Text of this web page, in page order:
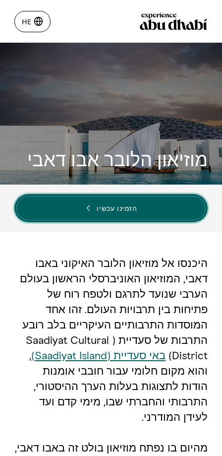
HE
HE
דברים לעשות
לאן מטיילים
תכננו את הנסיעה שלכם לאבו
דאבי
מוזיאון הלובר אבו דאבי
הזמינו עכשיו
היכנסו אל מוזיאון הלובר האיקוני באבו
דאבי, המוזיאון האוניברסלי הראשון בעולם
הערבי שנועד לתרגם ולטפח רוח של
פתיחות בין תרבויות העולם. זהו אחד
המוסדות התרבותיים העיקריים בלב רובע
התרבות של סעדיית ( Saadiyat Cultural
District) באי סעדיית (Saadiyat Island)
,
והוא מקום חלומי עבור חובבי אומנות
הודות לתצוגות בעלות הערך ההיסטורי,
התרבותי והחברתי שבו, מימי קדם ועד
לעידן המודרני.
מהיום בו נפתח מוזיאון בולט זה באבו דאבי,